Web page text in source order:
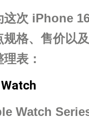
这次 iPhone
规格、售价以
表：
Watch